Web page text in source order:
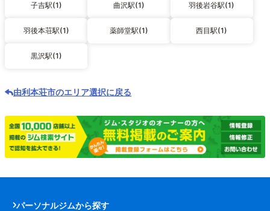
子吉駅(1) 曲沢駅(1) 羽後岩谷駅(1)
羽後本荘駅(1) 薬師堂駅(1) 西目駅(1)
黒沢駅(1)
由利本荘市のエリア選択に戻る
パーソナルジムから探す